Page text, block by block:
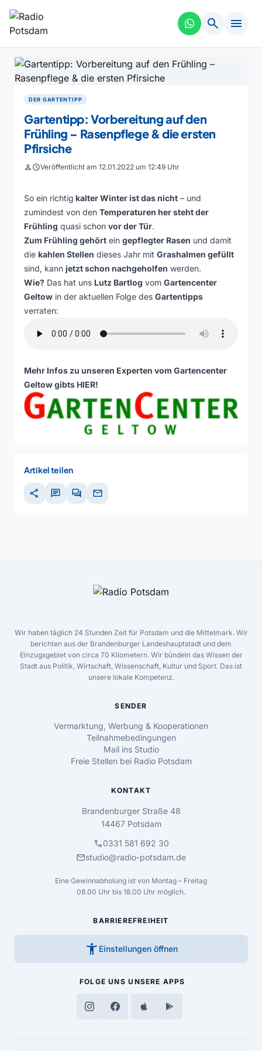
search menu
DER GARTENTIPP
Gartentipp: Vorbereitung auf den
Frühling – Rasenpflege & die ersten
Pfirsiche
personscheduleVeröffentlicht am 12.01.2022 um 12:49 Uhr
So ein richtig kalter Winter ist das nicht – und
zumindest von den Temperaturen her steht der
Frühling quasi schon vor der Tür.
Zum Frühling gehört ein gepflegter Rasen und damit
die kahlen Stellen dieses Jahr mit Grashalmen gefüllt
sind, kann jetzt schon nachgeholfen werden.
Wie? Das hat uns Lutz Bartlog vom Gartencenter
Geltow in der aktuellen Folge des Gartentipps
verraten:
Mehr Infos zu unseren Experten vom Gartencenter
Geltow gibts HIER!
Artikel teilen
share chat forum mail
Wir haben täglich 24 Stunden Zeit für Potsdam und die Mittelmark. Wir
berichten aus der Brandenburger Landeshauptstadt und dem
Einzugsgebiet von circa 70 Kilometern. Wir bündeln das Wissen der
Stadt aus Politik, Wirtschaft, Wissenschaft, Kultur und Sport. Das ist
unsere lokale Kompetenz.
SENDER
Vermarktung, Werbung & Kooperationen
Teilnahmebedingungen
Mail ins Studio
Freie Stellen bei Radio Potsdam
KONTAKT
Brandenburger Straße 48
14467 Potsdam
call0331 581 692 30
mailstudio@radio-potsdam.de
Eine Gewinnabholung ist von Montag – Freitag
08.00 Uhr bis 18.00 Uhr möglich.
BARRIEREFREIHEIT
accessibility_new Einstellungen öffnen
FOLGE UNS UNSERE APPS